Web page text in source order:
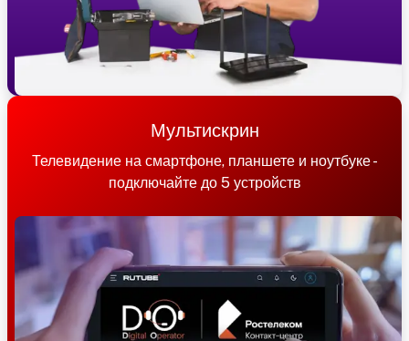
Мультискрин
Телевидение на смартфоне, планшете и ноутбуке -
подключайте до 5 устройств